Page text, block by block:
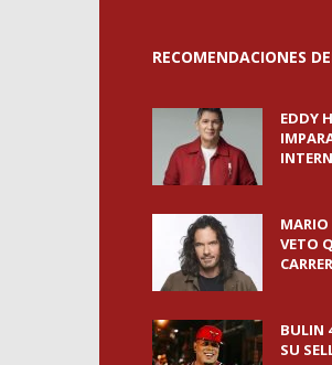
RECOMENDACIONES
EDDY
MARIO
VETO
BULIN
SU